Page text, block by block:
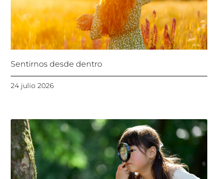
Sentirnos desde dentro
24 julio 2026